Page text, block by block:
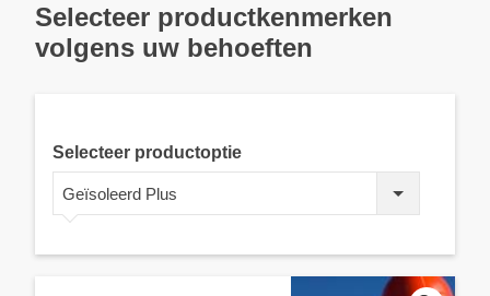
Selecteer productkenmerken
volgens uw behoeften
Selecteer productoptie
Geïsoleerd Plus